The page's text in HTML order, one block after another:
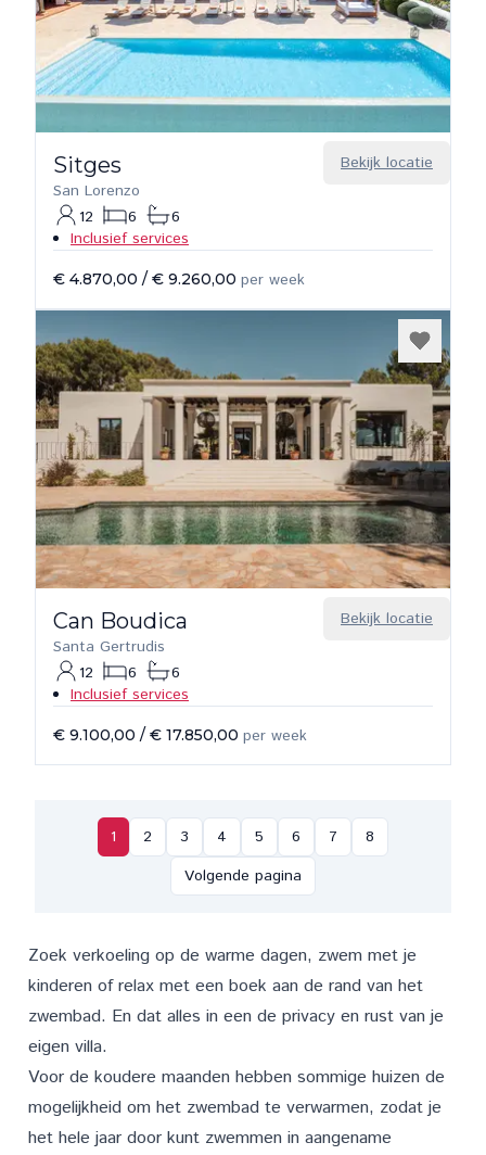
Bekijk locatie
Sitges
San Lorenzo
12
6
6
Inclusief services
€ 4.870,00 / € 9.260,00 per week
Bekijk locatie
Can Boudica
Santa Gertrudis
12
6
6
Inclusief services
€ 9.100,00 / € 17.850,00 per week
1 2 3 4 5 6 7
8
Volgende pagina
Zoek verkoeling op de warme dagen, zwem met je
kinderen of relax met een boek aan de rand van het
zwembad. En dat alles in een de privacy en rust van je
eigen villa.
Voor de koudere maanden hebben sommige huizen de
mogelijkheid om het zwembad te verwarmen, zodat je
het hele jaar door kunt zwemmen in aangename